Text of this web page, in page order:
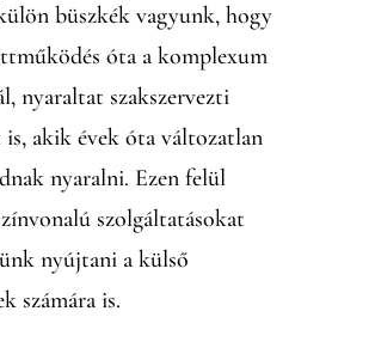
büszkék vagyunk, hogy
óta a komplexum
nyaraltat szakszervezti
akik évek óta változatlan
nyaralni. Ezen felül
szolgáltatásokat
nyújtani a külső
számára is.